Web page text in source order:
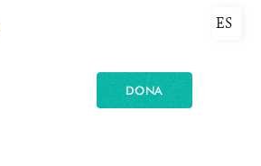
DONA
ES